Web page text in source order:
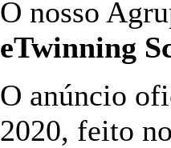
O nosso
eTwinning
O anúncio
2020, feito